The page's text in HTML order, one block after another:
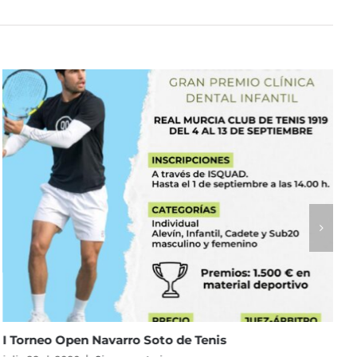
El Real Murcia Club de Tenis 1919 reunirá a 58 equipos